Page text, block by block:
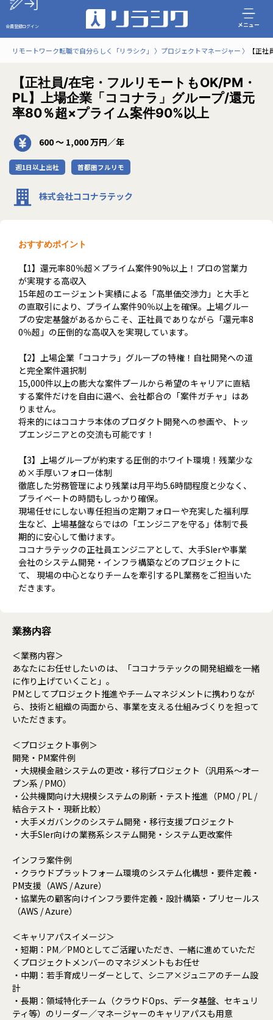
会員登録ログイン メニュー
リモートワーク転職で自分らしく「リラシク」 プロジェクトマネージャー 【正
【正社員/在宅・フルリモートもOK/PM・
PL】上場企業「ココナラ」グループ/還元
率80％超×プライム案件90%以上
600 〜 1,000 万円／年
週1日以上出社 首都圏フルリモ
株式会社ココナラテック
おすすめポイント
【1】還元率80％超×プライム案件90%以上！プロの営業力
が実現する高収入
15年超のエージェント実績による「高単価交渉力」と大手と
の直取引により、プライム案件90％以上を確保。上場グルー
プの安定基盤があるからこそ、正社員でありながら「還元率8
0％超」の圧倒的な高収入を実現しています。
【2】上場企業「ココナラ」グループの特権！自社開発への道
と完全案件選択制
15,000件以上の膨大な案件プールから希望のキャリアに直結
する案件だけを自由に選べ、会社都合の「案件ガチャ」はあ
りません。
将来的にはココナラ本体のプロダクト開発への参画や、トッ
プエンジニアとの交流も可能です！
【3】上場グループが約束する圧倒的ホワイト環境！残業少な
め×手厚いフォロー体制
徹底した労務管理により残業は月平均5.6時間程度と少なく、
プライベートの時間もしっかり確保。
現場任せにしない専任担当の定期フォローや充実した福利厚
生など、上場基盤ならではの「エンジニアを守る」体制で長
期的に安心して働けます。
ココナラテックの正社員エンジニアとして、大手SIerや事業
会社のシステム開発・インフラ構築などのプロジェクトに
て、 現場の中心となりチームを牽引するPL業務をご担当いた
だきます。
業務内容
＜業務内容＞
あなたにお任せしたいのは、「ココナラテックの開発組織を一緒
に作り上げていくこと」。
PMとしてプロジェクト推進やチームマネジメントに携わりなが
ら、技術と組織の両面から、事業を支える仕組みづくりを担って
いただきます。
＜プロジェクト事例＞
開発・PM案件例
・大規模金融システムの更改・移行プロジェクト（汎用系〜オー
プン系 / PMO）
・公共機関向け大規模システムの刷新・テスト推進（PMO / PL /
結合テスト・現新比較）
・大手メガバンクのシステム開発・移行支援プロジェクト
・大手SIer向けの業務系システム開発・システム更改案件
インフラ案件例
・クラウドプラットフォーム環境のシステム化構想・要件定義・
PM支援（AWS / Azure）
・協業先の顧客向けインフラ要件定義・設計構築・プリセールス
（AWS / Azure）
＜キャリアパスイメージ＞
・短期：PM／PMOとしてご活躍いただき、一緒に進めていただ
くプロジェクトメンバーのマネジメントもお任せ
・中期：若手育成リーダーとして、シニア×ジュニアのチーム設
計
・長期：領域特化チーム（クラウドOps、データ基盤、セキュリ
ティ等）のリーダー／マネージャーのキャリアパスも用意